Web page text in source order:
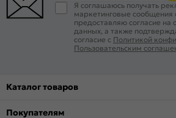
Я соглашаюсь получать
маркетинговые
предоставляю согласие на
данных, а также
согласие с Политикой
Пользовательским
Каталог товаров
Покупателям